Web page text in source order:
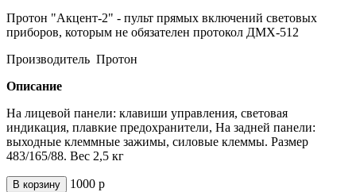
Протон "Акцент-2" - пульт прямых включений световых
приборов, которым не обязателен протокол ДМХ-512
Производитель Протон
Описание
На лицевой панели: клавиши управления, световая
индикация, плавкие предохранители, На задней панели:
выходные клеммные зажимы, силовые клеммы. Размер
483/165/88. Вес 2,5 кг
В корзину 1000 р